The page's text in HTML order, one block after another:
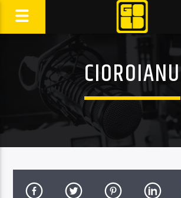
CIOROIANU